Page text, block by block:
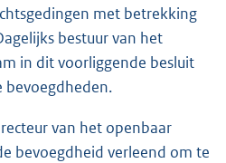
met betrekking
bestuur van het
in dit voorliggende besluit
bevoegdheden.
van het openbaar
bevoegdheid verleend om te